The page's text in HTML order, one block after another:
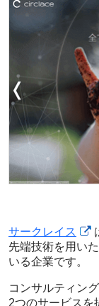
サークレイス
先端技術を用い
いる企業です。
コンサルティン
2つのサービスを